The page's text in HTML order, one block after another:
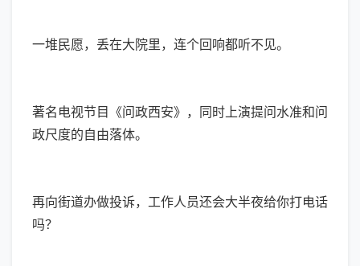
一堆民愿，丢在大院里，连个回响都听不见。
著名电视节目《问政西安》，同时上演提问水准和问
政尺度的自由落体。
再向街道办做投诉，工作人员还会大半夜给你打电话
吗？